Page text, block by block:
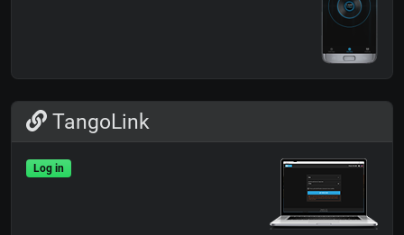
TangoLink
Log in